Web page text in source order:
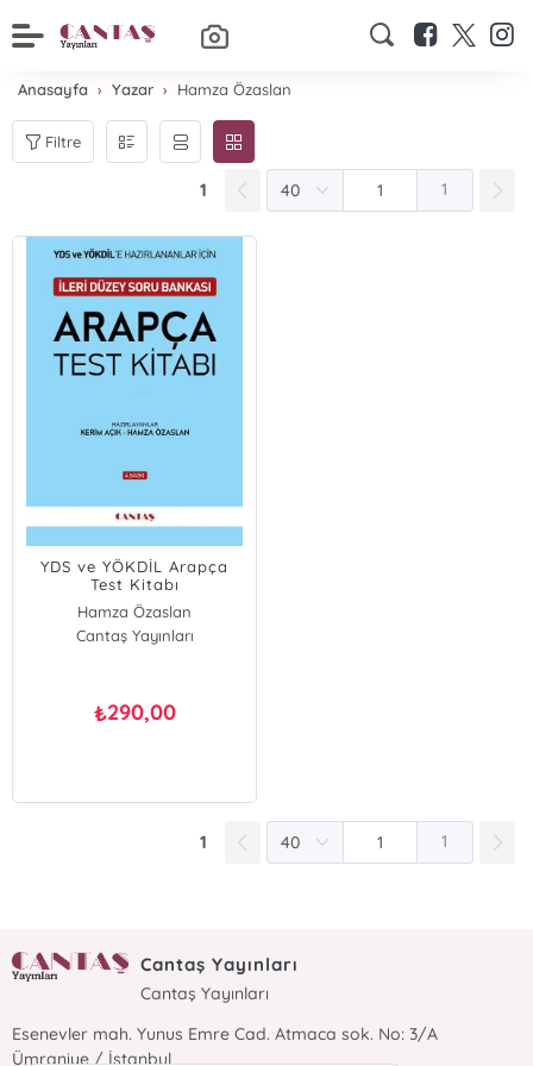
Anasayfa Yazar Hamza Özaslan
Filtre
1 1
YDS ve YÖKDİL Arapça
Test Kitabı
Hamza Özaslan
Kerim Açık
Cantaş Yayınları
₺290,00
1 1
Cantaş Yayınları
Cantaş Yayınları
Esenevler mah. Yunus Emre Cad. Atmaca sok. No: 3/A
Ümraniye / İstanbul